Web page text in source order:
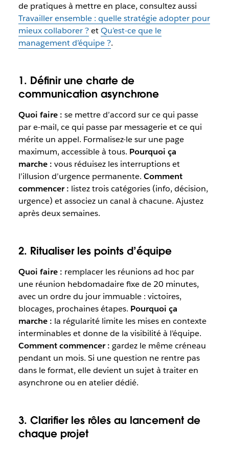
de pratiques à mettre en place, consultez aussi
Travailler ensemble : quelle stratégie adopter pour
mieux collaborer ?etQu’est-ce que le
management d’équipe ?.
1. Définir une charte de
communication asynchrone
Quoi faire : se mettre d’accord sur ce qui passe
par e-mail, ce qui passe par messagerie et ce qui
mérite un appel. Formalisez-le sur une page
maximum, accessible à tous. Pourquoi ça
marche : vous réduisez les interruptions et
l’illusion d’urgence permanente. Comment
commencer : listez trois catégories (info, décision,
urgence) et associez un canal à chacune. Ajustez
après deux semaines.
2. Ritualiser les points d’équipe
Quoi faire : remplacer les réunionsad hocpar
une réunion hebdomadaire fixe de 20 minutes,
avec un ordre du jour immuable : victoires,
blocages, prochaines étapes. Pourquoi ça
marche : la régularité limite les mises en contexte
interminables et donne de la visibilité à l’équipe.
Comment commencer : gardez le même créneau
pendant un mois. Si une question ne rentre pas
dans le format, elle devient un sujet à traiter en
asynchrone ou en atelier dédié.
3. Clarifier les rôles au lancement de
chaque projet